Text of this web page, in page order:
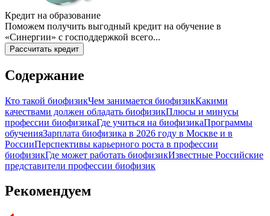
Кредит на образование
Поможем получить выгодный кредит на обучение в
«Синергии» с господдержкой всего...
Рассчитать кредит
Содержание
Кто такой биофизикЧем занимается биофизикКакими
качествами должен обладать биофизикПлюсы и минусы
профессии биофизикаГде учиться на биофизикаПрограммы
обученияЗарплата биофизика в 2026 году в Москве и в
РоссииПерспективы карьерного роста в профессии
биофизикГде может работать биофизикИзвестные Российские
представители профессии биофизик
Рекомендуем